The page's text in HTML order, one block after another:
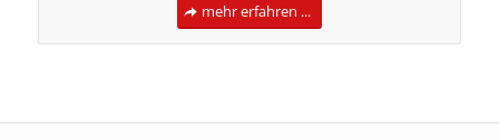
mehr erfahren ...